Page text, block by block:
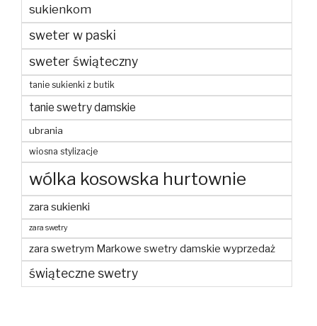
sukienkom
sweter w paski
sweter świąteczny
tanie sukienki z butik
tanie swetry damskie
ubrania
wiosna stylizacje
wólka kosowska hurtownie
zara sukienki
zara swetry
zara swetrym Markowe swetry damskie wyprzedaż
świąteczne swetry